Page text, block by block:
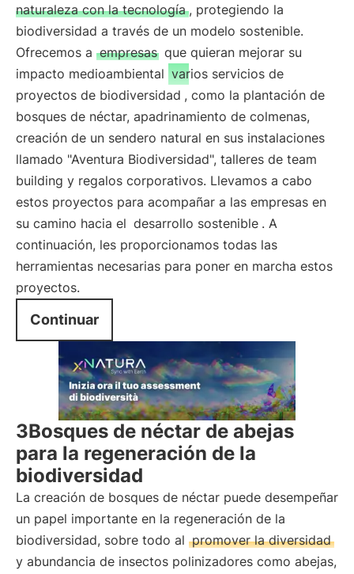
naturaleza con la tecnología , protegiendo la
biodiversidad a través de un modelo sostenible.
Ofrecemos a empresas que quieran mejorar su
impacto medioambiental varios servicios de
proyectos de biodiversidad , como la plantación de
bosques de néctar, apadrinamiento de colmenas,
creación de un sendero natural en sus instalaciones
llamado "Aventura Biodiversidad", talleres de team
building y regalos corporativos. Llevamos a cabo
estos proyectos para acompañar a las empresas en
su camino hacia el desarrollo sostenible . A
continuación, les proporcionamos todas las
herramientas necesarias para poner en marcha estos
proyectos.
Continuar
3Bosques de néctar de abejas
para la regeneración de la
biodiversidad
La creación de bosques de néctar puede desempeñar
un papel importante en la regeneración de la
biodiversidad, sobre todo al promover la diversidad
y abundancia de insectos polinizadores como abejas,